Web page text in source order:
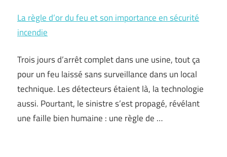
La règle d’or du feu et son importance en sécurité
incendie
Trois jours d’arrêt complet dans une usine, tout ça
pour un feu laissé sans surveillance dans un local
technique. Les détecteurs étaient là, la technologie
aussi. Pourtant, le sinistre s’est propagé, révélant
une faille bien humaine : une règle de …